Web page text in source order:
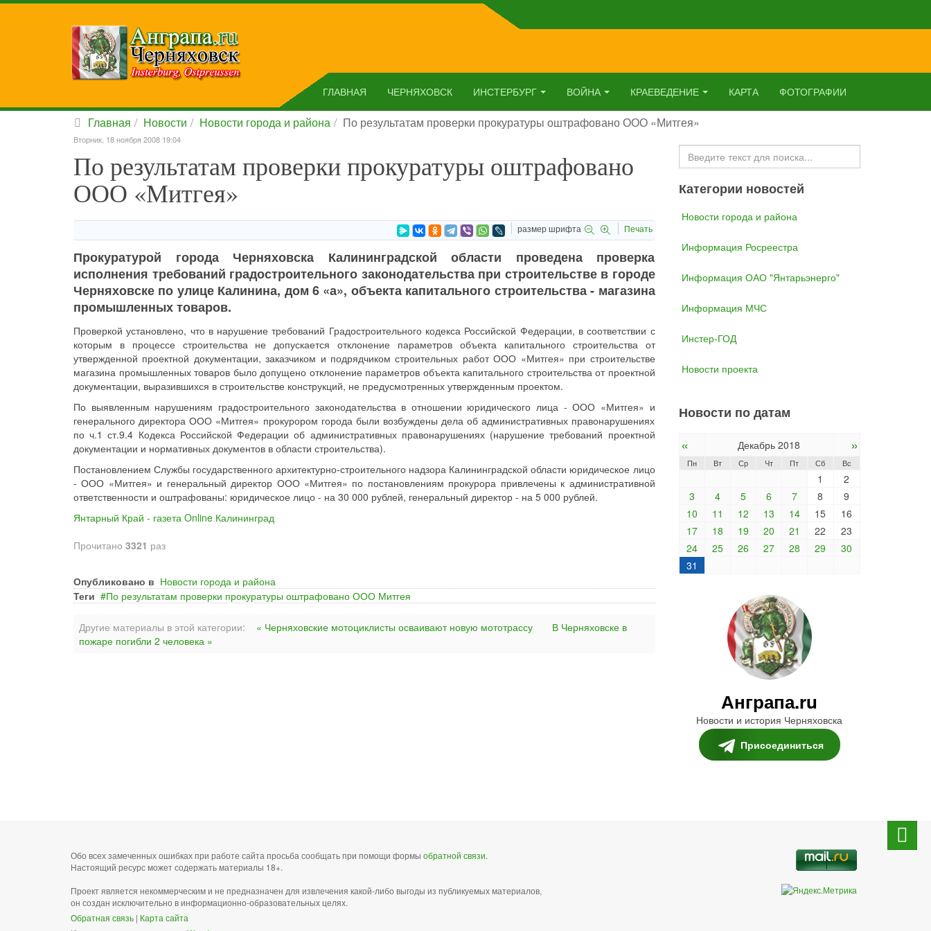
ГЛАВНАЯ ЧЕРНЯХОВСК ИНСТЕРБУРГ ВОЙНА КРАЕВЕДЕНИЕ КАРТА ФОТОГРАФИИ
Главная Новости Новости города и района По результатам проверки прокуратуры оштрафовано ООО «Митгея»
Вторник, 18 ноября 2008 19:04
По результатам проверки прокуратуры оштрафовано
ООО «Митгея»
размер шрифта Печать
Прокуратурой города Черняховска Калининградской области проведена проверка
исполнения требований градостроительного законодательства при строительстве в городе
Черняховске по улице Калинина, дом 6 «а», объекта капитального строительства - магазина
промышленных товаров.
Проверкой установлено, что в нарушение требований Градостроительного кодекса Российской Федерации, в соответствии с
которым в процессе строительства не допускается отклонение параметров объекта капитального строительства от
утвержденной проектной документации, заказчиком и подрядчиком строительных работ ООО «Митгея» при строительстве
магазина промышленных товаров было допущено отклонение параметров объекта капитального строительства от проектной
документации, выразившихся в строительстве конструкций, не предусмотренных утвержденным проектом.
По выявленным нарушениям градостроительного законодательства в отношении юридического лица - ООО «Митгея» и
генерального директора ООО «Митгея» прокурором города были возбуждены дела об административных правонарушениях
по ч.1 ст.9.4 Кодекса Российской Федерации об административных правонарушениях (нарушение требований проектной
документации и нормативных документов в области строительства).
Постановлением Службы государственного архитектурно-строительного надзора Калининградской области юридическое лицо
- ООО «Митгея» и генеральный директор ООО «Митгея» по постановлениям прокурора привлечены к административной
ответственности и оштрафованы: юридическое лицо - на 30 000 рублей, генеральный директор - на 5 000 рублей.
Янтарный Край - газета Online Калининград
Прочитано 3321 раз
Опубликовано в Новости города и района
Теги
По результатам проверки прокуратуры оштрафовано ООО Митгея
Другие материалы в этой категории: « Черняховские мотоциклисты осваивают новую мототрассу
В Черняховске в
пожаре погибли 2 человека »
Искать...
Категории новостей
Новости города и района
Информация Росреестра
Информация ОАО "Янтарьэнерго"
Информация МЧС
Инстер-ГОД
Новости проекта
Новости по датам
« Декабрь 2018 »
Пн Вт Ср Чт Пт Сб Вс
1
2
3
4 5 6 7 8
9
10
11 12 13 14 15
16
17
18 19 20 21 22
23
24
25 26 27 28 29
30
31
Анграпа.ru
Новости и история Черняховска
Присоединиться
Обо всех замеченных ошибках при работе сайта просьба сообщать при помощи формы обратной связи.
Настоящий ресурс может содержать материалы 18+.
Проект является некоммерческим и не предназначен для извлечения какой-либо выгоды из публикуемых материалов,
он создан исключительно в информационно-образовательных целях.
Обратная связь | Карта сайта